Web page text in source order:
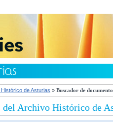
de Asturias » Buscador de
del Archivo Histórico de